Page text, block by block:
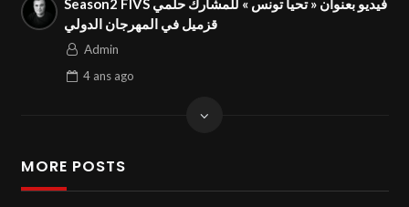
Season2 FIVS فيديو بعنوان « تحيا تونس » للمشارك حلمي
قزميل في المهرجان الدولي
Admin
4 ans ago
MORE POSTS